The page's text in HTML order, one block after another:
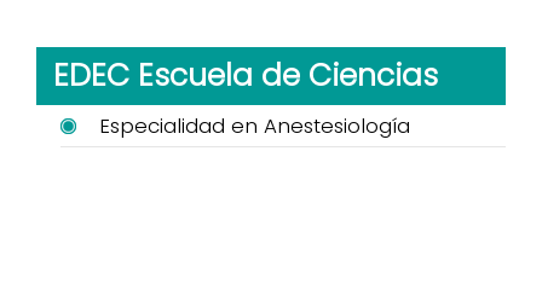
EDEC Escuela de Ciencias
Especialidad en Anestesiología